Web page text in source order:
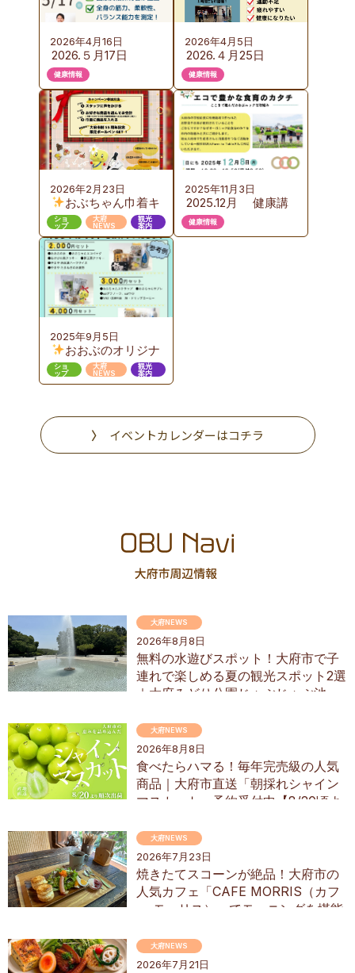
2026年4月16日
2026.５月17日
（日）KURUTOおお
ぶ 野外健康フェス
のご案内
健康情報
2026年4月5日
2026.４月25日
（土）カイロプラク
ティック体験会の
ご案内
健康情報
2026年2月23日
おぶちゃん巾着キ
ャンペーン 第３弾
ショ
ップ
大府
NEWS
観光
案内
2025年11月3日
2025.12月 健康講
座のご案内 『お
いしい給食から始め
健康情報
2025年9月5日
おおぶのオリジナ
ルギフト販売
ショ
ップ
大府
NEWS
観光
案内
イベントカレンダーはコチラ
2026年8月8日
無料の水遊びスポット！大府市で子
連れで楽しめる夏の観光スポット2選
｜大府みどり公園じゃぶじゃぶ池、
大府NEWS
2026年8月8日
食べたらハマる！毎年完売級の人気
商品｜大府市直送「朝採れシャイン
マスカット」予約受付中【8/20頃よ
グ
大府NEWS
2026年7月23日
焼きたてスコーンが絶品！大府市の
人気カフェ「CAFE MORRIS（カフ
ェ モーリス）」でモーニングを堪能
大府NEWS
2026年7月21日
大府NEWS